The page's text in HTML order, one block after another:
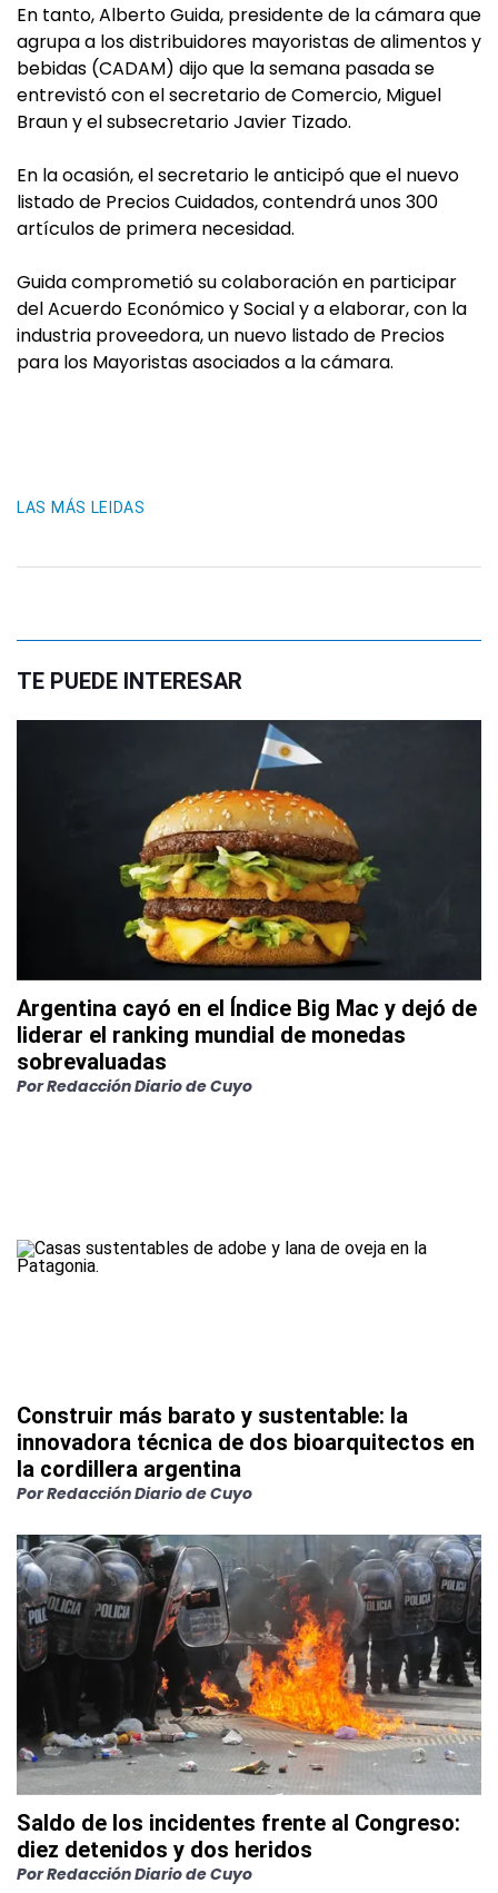
En tanto, Alberto Guida, presidente de la cámara que
agrupa a los distribuidores mayoristas de alimentos y
bebidas (CADAM) dijo que la semana pasada se
entrevistó con el secretario de Comercio, Miguel
Braun y el subsecretario Javier Tizado.
En la ocasión, el secretario le anticipó que el nuevo
listado de Precios Cuidados, contendrá unos 300
artículos de primera necesidad.
Guida comprometió su colaboración en participar
del Acuerdo Económico y Social y a elaborar, con la
industria proveedora, un nuevo listado de Precios
para los Mayoristas asociados a la cámara.
LAS MÁS LEIDAS
TE PUEDE INTERESAR
Argentina cayó en el Índice Big Mac y dejó de
liderar el ranking mundial de monedas
sobrevaluadas
PorRedacción Diario de Cuyo
Construir más barato y sustentable: la
innovadora técnica de dos bioarquitectos en
la cordillera argentina
PorRedacción Diario de Cuyo
Saldo de los incidentes frente al Congreso:
diez detenidos y dos heridos
PorRedacción Diario de Cuyo